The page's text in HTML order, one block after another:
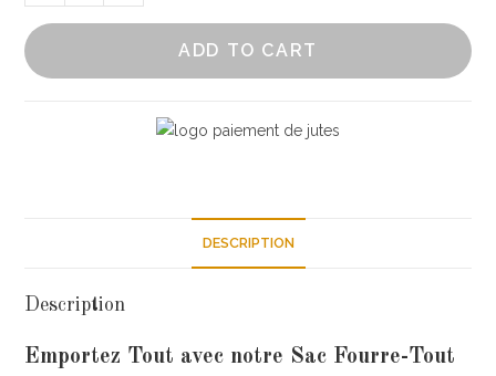
fourre
tout
toile
ADD TO CART
DESCRIPTION
Description
Emportez Tout avec notre Sac Fourre-Tout